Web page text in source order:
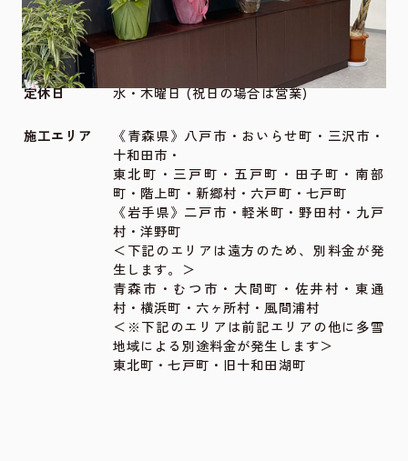
FAX 0178-38-4132
営業時間 09:00〜18:00
定休日 水・木曜日 (祝日の場合は営業)
施工エリア
《青森県》八戸市・おいらせ町・三沢市・
十和田市・
東北町・三戸町・五戸町・田子町・南部
町・階上町・新郷村・六戸町・七戸町
《岩手県》二戸市・軽米町・野田村・九戸
村・洋野町
＜下記のエリアは遠方のため、別料金が発
生します。＞
青森市・むつ市・大間町・佐井村・東通
村・横浜町・六ヶ所村・風間浦村
＜※下記のエリアは前記エリアの他に多雪
地域による別途料金が発生します＞
東北町・七戸町・旧十和田湖町